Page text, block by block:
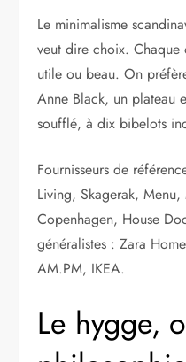
Le minimalisme
veut dire choix.
utile ou beau. On
Anne Black, un plateau
soufflé, à dix bibelots
Fournisseurs de
Living, Skagerak,
Copenhagen, House
généralistes : Zara
AM.PM, IKEA.
Le hygge,